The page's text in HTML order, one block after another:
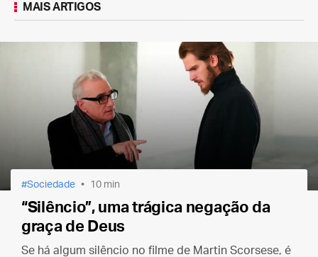
MAIS ARTIGOS
Sociedade 10 min
“Silêncio”, uma trágica negação da
graça de Deus
Se há algum silêncio no filme de Martin Scorsese, é